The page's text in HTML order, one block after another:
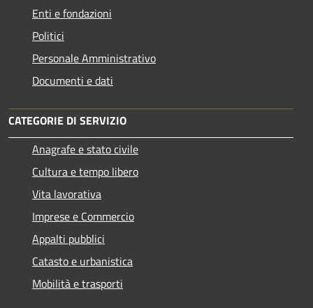
Enti e fondazioni
Politici
Personale Amministrativo
Documenti e dati
CATEGORIE DI SERVIZIO
Anagrafe e stato civile
Cultura e tempo libero
Vita lavorativa
Imprese e Commercio
Appalti pubblici
Catasto e urbanistica
Mobilità e trasporti